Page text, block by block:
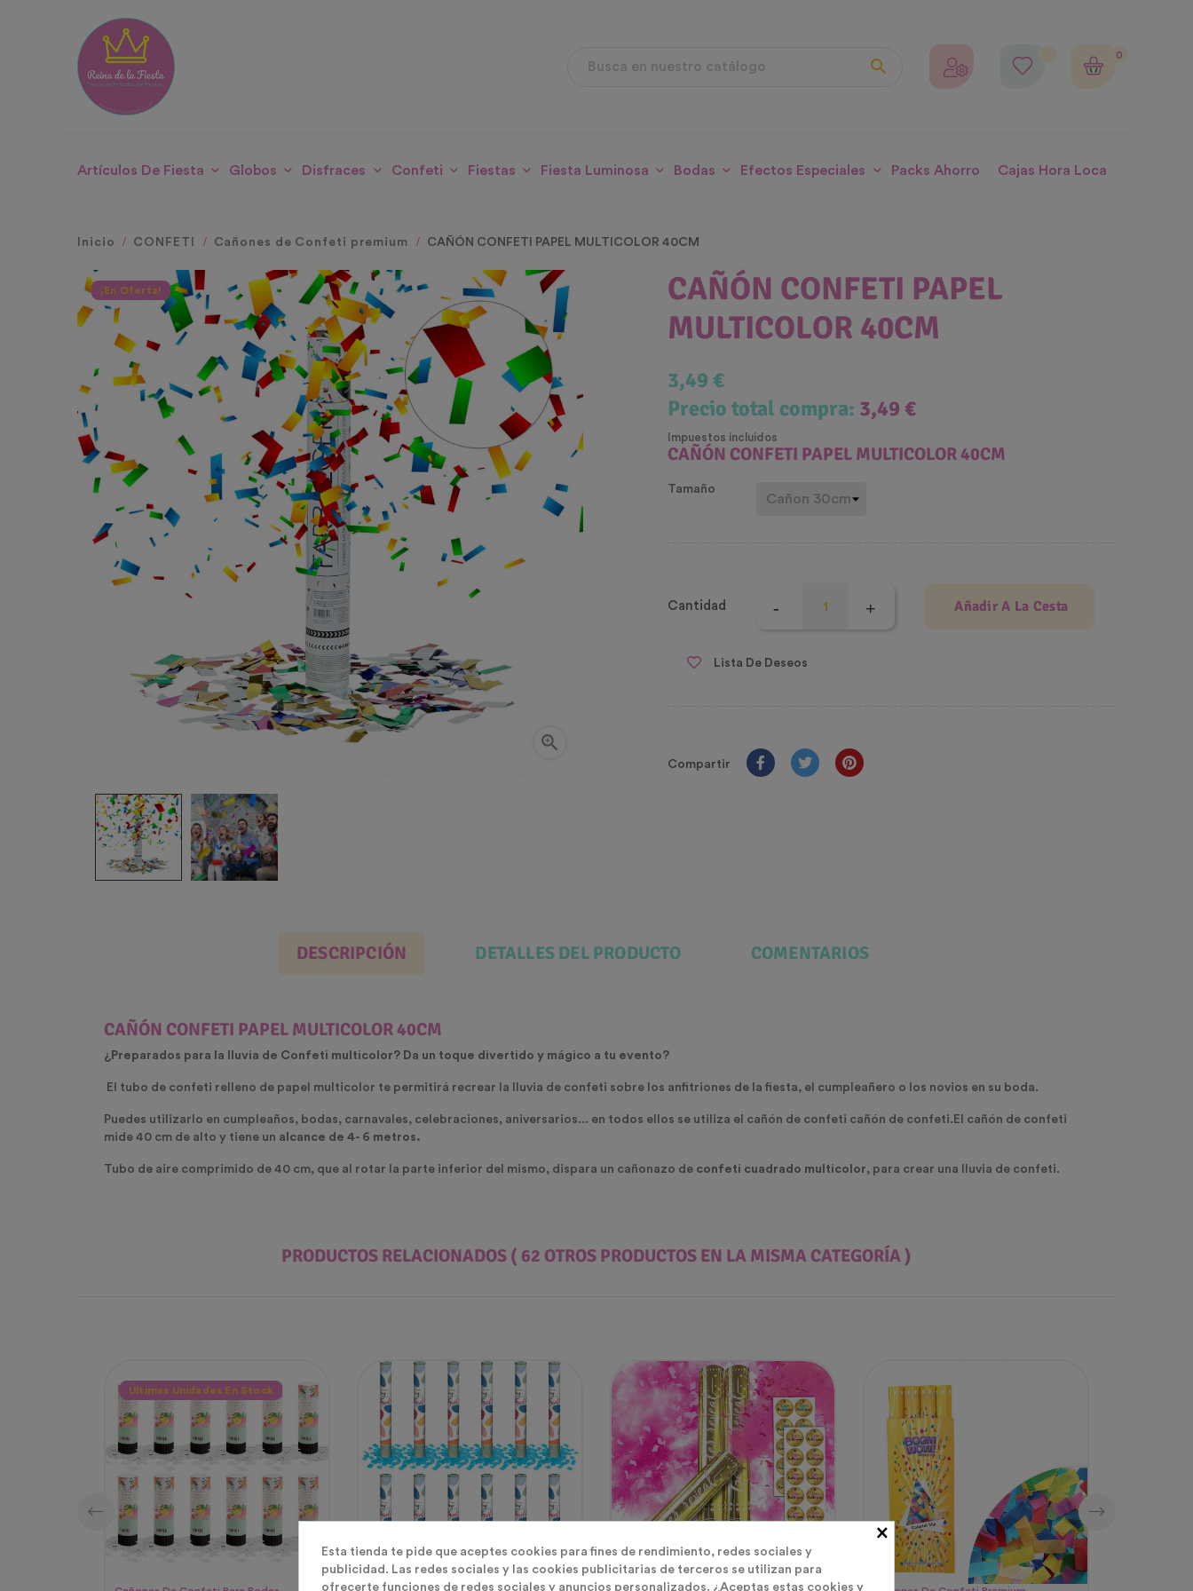

0
Artículos De Fiesta Globos Disfraces Confeti Fiestas Fiesta Luminosa Bodas Efectos Especiales Packs Ahorro Cajas Hora Loca
Inicio CONFETI Cañones de Confeti premium CAÑÓN CONFETI PAPEL MULTICOLOR 40CM
¡En Oferta!

CAÑÓN CONFETI PAPEL
MULTICOLOR 40CM
3,49 €
Precio total compra: 3,49 €
Impuestos incluidos
CAÑÓN CONFETI PAPEL MULTICOLOR 40CM
Tamaño
Cantidad Añadir A La Cesta
Lista De Deseos
Compartir
DESCRIPCIÓN DETALLES DEL PRODUCTO COMENTARIOS
CAÑÓN CONFETI PAPEL MULTICOLOR 40CM
¿Preparados para la lluvia de Confeti multicolor? Da un toque divertido y mágico a tu evento?
El tubo de confeti relleno de papel multicolor te permitirá recrear la lluvia de confeti sobre los anfitriones de la fiesta, el cumpleañero o los novios en su boda.
Puedes utilizarlo en cumpleaños, bodas, carnavales, celebraciones, aniversarios... en todos ellos se utiliza el cañón de confeti cañón de confeti.El cañón de confeti
mide 40 cm de alto y tiene un alcance de 4- 6 metros.
Tubo de aire comprimido de 40 cm, que al rotar la parte inferior del mismo, dispara un cañonazo de confeti cuadrado multicolor, para crear una lluvia de confeti.
PRODUCTOS RELACIONADOS ( 62 OTROS PRODUCTOS EN LA MISMA CATEGORÍA )
Últimas Unidades En Stock
×
Esta tienda te pide que aceptes cookies para fines de rendimiento, redes sociales y
publicidad. Las redes sociales y las cookies publicitarias de terceros se utilizan para
ofrecerte funciones de redes sociales y anuncios personalizados. ¿Aceptas estas cookies y